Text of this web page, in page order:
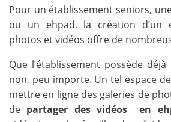
Pour un établissement seniors,
ou un ehpad, la création d’un
photos et vidéos offre de
Que l’établissement possède
non, peu importe. Un tel espace
mettre en ligne des galeries de
de partager des vidéos en